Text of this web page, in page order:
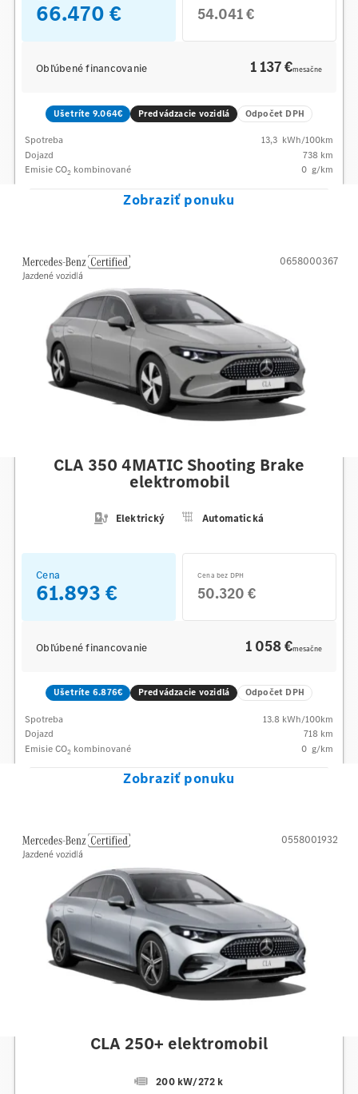
66.470 € 54.041 €
Obľúbené financovanie 1 137 €mesačne
Ušetríte 9.064€ Predvádzacie vozidlá Odpočet DPH
Spotreba 13,3 kWh/100km
Dojazd
738 km
Emisie CO2 kombinované 0 g/km
Zobraziť ponuku
CLA 350 4MATIC Shooting Brake
elektromobil
Elektrický Automatická
0658000367
Cena
61.893 €
Cena bez DPH
50.320 €
Obľúbené financovanie 1 058 €mesačne
Ušetríte 6.876€ Predvádzacie vozidlá Odpočet DPH
Spotreba 13.8 kWh/100km
Dojazd
718 km
Emisie CO2 kombinované 0 g/km
Zobraziť ponuku
CLA 250+ elektromobil
200 kW/272 k
0558001932